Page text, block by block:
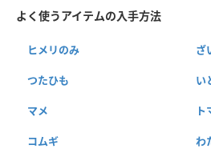
よく使うアイテムの入手方法
ヒメリのみ ざ
つたひも い
マメ ト
コムギ わ